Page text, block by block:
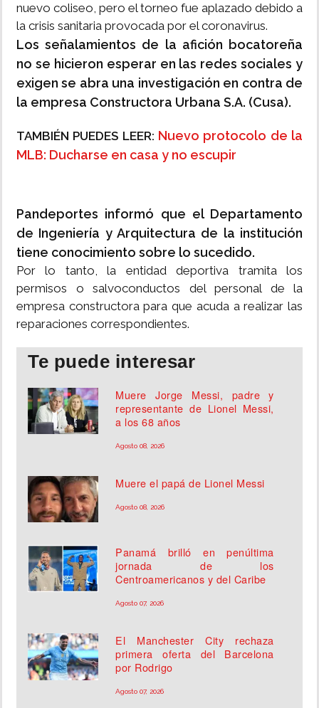
nuevo coliseo, pero el torneo fue aplazado debido a
la crisis sanitaria provocada por el coronavirus.
Los señalamientos de la afición bocatoreña
no se hicieron esperar en las redes sociales y
exigen se abra una investigación en contra de
la empresa Constructora Urbana S.A. (Cusa).
TAMBIÉN PUEDES LEER: Nuevo protocolo de la
MLB: Ducharse en casa y no escupir
Pandeportes informó que el Departamento
de Ingeniería y Arquitectura de la institución
tiene conocimiento sobre lo sucedido.
Por lo tanto, la entidad deportiva tramita los
permisos o salvoconductos del personal de la
empresa constructora para que acuda a realizar las
reparaciones correspondientes.
Te puede interesar
Muere Jorge Messi, padre y
representante de Lionel Messi,
a los 68 años
Agosto 08, 2026
Muere el papá de Lionel Messi
Agosto 08, 2026
Panamá brilló en penúltima
jornada de los
Centroamericanos y del Caribe
Agosto 07, 2026
El Manchester City rechaza
primera oferta del Barcelona
por Rodrigo
Agosto 07, 2026